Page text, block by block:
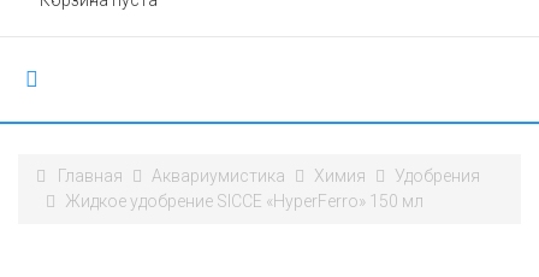
Главная Аквариумистика Химия
Удобрения
Жидкое удобрение SICCE «HyperFerro» 150 мл